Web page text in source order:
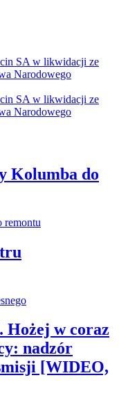
Kolumba do
Hożej w coraz
nadzór
[WIDEO,